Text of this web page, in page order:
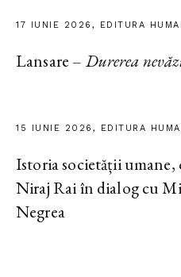
17 IUNIE 2026, EDITURA
Lansare – Durerea
15 IUNIE 2026, EDITURA
Istoria societății umane,
Niraj Rai în dialog cu
Negrea